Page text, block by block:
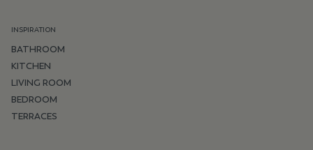
INSPIRATION
BATHROOM
KITCHEN
LIVING ROOM
BEDROOM
TERRACES